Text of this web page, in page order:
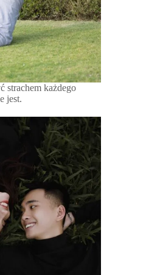
strachem każdego
jest.